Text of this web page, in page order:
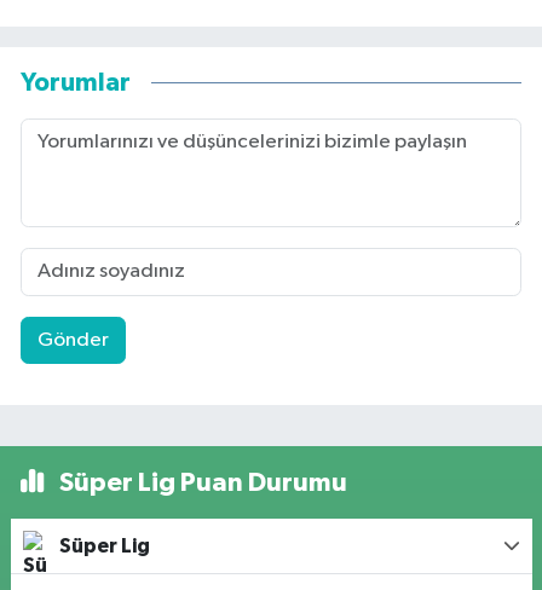
Yorumlar
Gönder
Süper Lig Puan Durumu
Süper Lig